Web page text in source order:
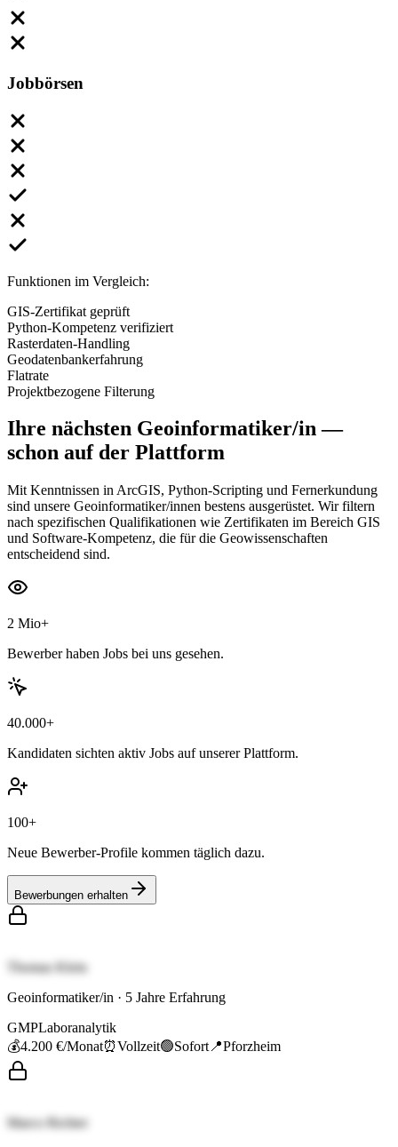
Jobbörsen
Funktionen im Vergleich:
GIS-Zertifikat geprüft
Python-Kompetenz verifiziert
Rasterdaten-Handling
Geodatenbankerfahrung
Flatrate
Projektbezogene Filterung
Ihre nächsten Geoinformatiker/in—
schon auf der Plattform
Mit Kenntnissen in ArcGIS, Python-Scripting und Fernerkundung
sind unsere Geoinformatiker/innen bestens ausgerüstet. Wir filtern
nach spezifischen Qualifikationen wie Zertifikaten im Bereich GIS
und Software-Kompetenz, die für die Geowissenschaften
entscheidend sind.
2 Mio+
Bewerber haben Jobs bei uns gesehen.
40.000+
Kandidaten sichten aktiv Jobs auf unserer Plattform.
100+
Neue Bewerber-Profile kommen täglich dazu.
Bewerbungen erhalten
Thomas Klein
Geoinformatiker/in · 5 Jahre Erfahrung
GMPLaboranalytik
💰4.200 €/Monat⏰Vollzeit🟢Sofort 📍Pforzheim
Marco Richter